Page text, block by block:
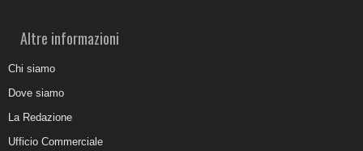
Altre informazioni
Chi siamo
Dove siamo
La Redazione
Ufficio Commerciale